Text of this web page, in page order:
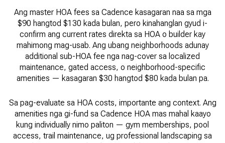
Ang master HOA fees sa Cadence kasagaran naa sa mga
$90 hangtod $130 kada bulan, pero kinahanglan gyud i-
confirm ang current rates direkta sa HOA o builder kay
mahimong mag-usab. Ang ubang neighborhoods adunay
additional sub-HOA fee nga nag-cover sa localized
maintenance, gated access, o neighborhood-specific
amenities — kasagaran $30 hangtod $80 kada bulan pa.
Sa pag-evaluate sa HOA costs, importante ang context. Ang
amenities nga gi-fund sa Cadence HOA mas mahal kaayo
kung individually nimo paliton — gym memberships, pool
access, trail maintenance, ug professional landscaping sa